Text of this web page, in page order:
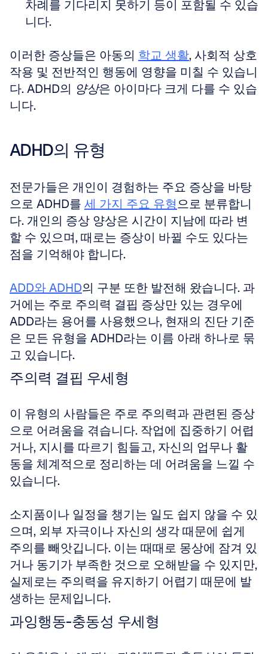
차례를 기다리지 못하기 등이 포함될 수 있습
니다.
이러한 증상들은 아동의 학교 생활, 사회적 상호
작용 및 전반적인 행동에 영향을 미칠 수 있습니
다. ADHD의 양상은 아이마다 크게 다를 수 있습
니다.
ADHD의 유형
전문가들은 개인이 경험하는 주요 증상을 바탕
으로 ADHD를 세 가지 주요 유형으로 분류합니
다. 개인의 증상 양상은 시간이 지남에 따라 변
할 수 있으며, 때로는 증상이 바뀔 수도 있다는
점을 기억해야 합니다.
ADD와 ADHD의 구분 또한 발전해 왔습니다. 과
거에는 주로 주의력 결핍 증상만 있는 경우에
ADD라는 용어를 사용했으나, 현재의 진단 기준
은 모든 유형을 ADHD라는 이름 아래 하나로 묶
고 있습니다.
주의력 결핍 우세형
이 유형의 사람들은 주로 주의력과 관련된 증상
으로 어려움을 겪습니다. 작업에 집중하기 어렵
거나, 지시를 따르기 힘들고, 자신의 업무나 활
동을 체계적으로 정리하는 데 어려움을 느낄 수
있습니다.
소지품이나 일정을 챙기는 일도 쉽지 않을 수 있
으며, 외부 자극이나 자신의 생각 때문에 쉽게
주의를 빼앗깁니다. 이는 때때로 몽상에 잠겨 있
거나 동기가 부족한 것으로 오해받을 수 있지만,
실제로는 주의력을 유지하기 어렵기 때문에 발
생하는 문제입니다.
과잉행동-충동성 우세형